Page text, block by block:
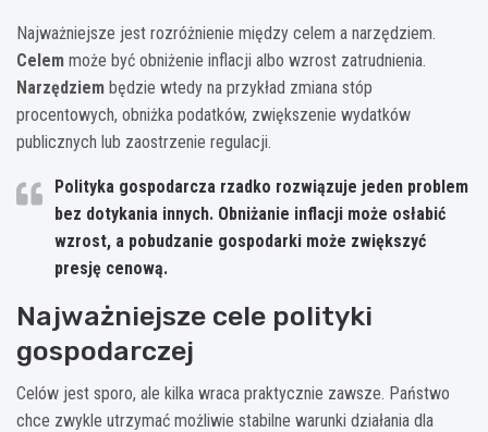
Najważniejsze jest rozróżnienie między celem a narzędziem.
Celem może być obniżenie inflacji albo wzrost zatrudnienia.
Narzędziem będzie wtedy na przykład zmiana stóp
procentowych, obniżka podatków, zwiększenie wydatków
publicznych lub zaostrzenie regulacji.
Polityka gospodarcza rzadko rozwiązuje jeden problem
bez dotykania innych. Obniżanie inflacji może osłabić
wzrost, a pobudzanie gospodarki może zwiększyć
presję cenową.
Najważniejsze cele polityki
gospodarczej
Celów jest sporo, ale kilka wraca praktycznie zawsze. Państwo
chce zwykle utrzymać możliwie stabilne warunki działania dla